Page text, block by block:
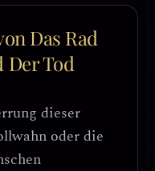
Das Rad
Der Tod
dieser
oder die